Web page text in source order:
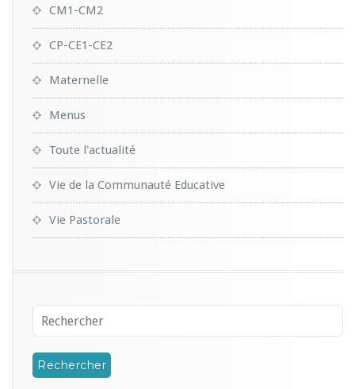
CM1-CM2
CP-CE1-CE2
Maternelle
Menus
Toute l'actualité
Vie de la Communauté Educative
Vie Pastorale